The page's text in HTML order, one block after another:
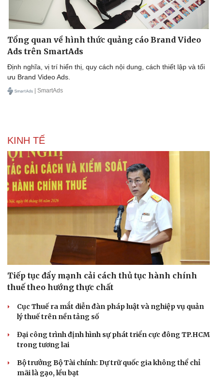
Văn hóa
Sân khấu - Điện ảnh
Âm nhạc
Di sản
Giải trí
Sao Việt
Tổng quan về hình thức quảng cáo Brand Video
Ads trên SmartAds
Định nghĩa, vị trí hiển thị, quy cách nội dung, cách thiết lập và tối
ưu Brand Video Ads.
| SmartAds
KINH TẾ
Tiếp tục đẩy mạnh cải cách thủ tục hành chính
thuế theo hướng thực chất
Cục Thuế ra mắt diễn đàn pháp luật và nghiệp vụ quản
lý thuế trên nền tảng số
Đại công trình định hình sự phát triển cực đông TP.HCM
trong tương lai
Bộ trưởng Bộ Tài chính: Dự trữ quốc gia không thể chỉ
mãi là gạo, lều bạt